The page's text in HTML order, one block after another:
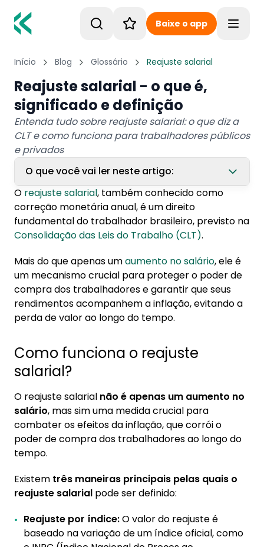
Baixe o app
Início Blog Glossário Reajuste salarial
Reajuste salarial - o que é,
significado e definição
Entenda tudo sobre reajuste salarial: o que diz a
CLT e como funciona para trabalhadores públicos
e privados
O que você vai ler neste artigo:
1. Como funciona o reajuste salarial?
2. Como funciona o reajuste salarial para
servidores públicos?
3. É obrigatório conceder reajuste?
O reajuste salarial, também conhecido como
correção monetária anual, é um direito
fundamental do trabalhador brasileiro, previsto na
Consolidação das Leis do Trabalho (CLT).
Mais do que apenas umaumento no salário, ele é
um mecanismo crucial para proteger o poder de
compra dos trabalhadores e garantir que seus
rendimentos acompanhem a inflação, evitando a
perda de valor ao longo do tempo.
Como funciona o reajuste
salarial?
O reajuste salarial não é apenas um aumento no
salário, mas sim uma medida crucial para
combater os efeitos da inflação, que corrói o
poder de compra dos trabalhadores ao longo do
tempo.
Existem três maneiras principais pelas quais o
reajuste salarial pode ser definido:
Reajuste por índice:O valor do reajuste é
baseado na variação de um índice oficial, como